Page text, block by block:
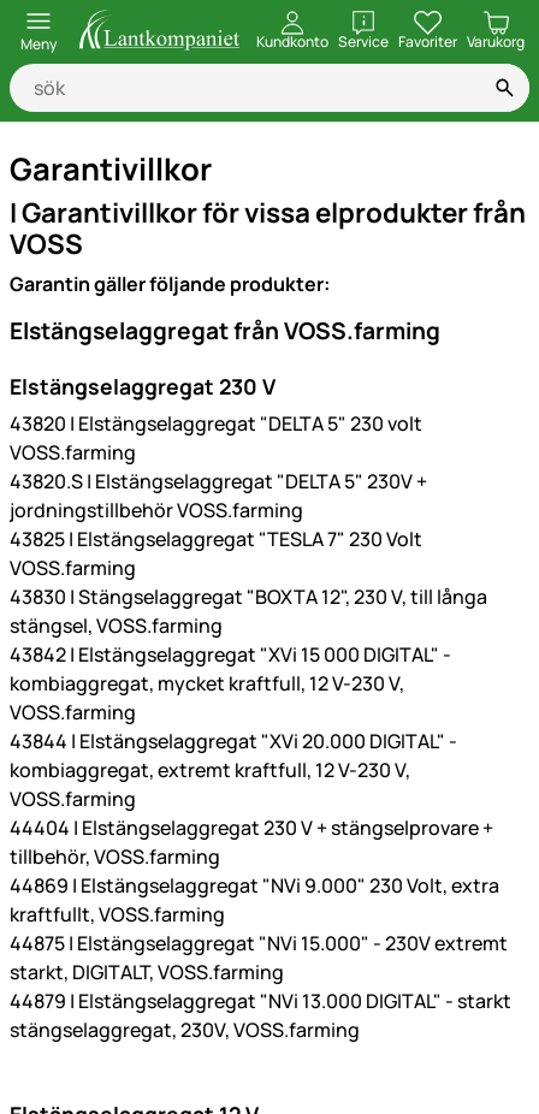
Meny Kundkonto ServiceöppnaFavoriter Varukorg
Garantivillkor
I Garantivillkor för vissa elprodukter från
VOSS
Garantin gäller följande produkter:
Elstängselaggregat från VOSS.farming
Elstängselaggregat 230 V
43820 | Elstängselaggregat "DELTA 5" 230 volt
VOSS.farming
43820.S | Elstängselaggregat "DELTA 5" 230V +
jordningstillbehör VOSS.farming
43825 | Elstängselaggregat "TESLA 7" 230 Volt
VOSS.farming
43830 | Stängselaggregat "BOXTA 12", 230 V, till långa
stängsel, VOSS.farming
43842 | Elstängselaggregat "XVi 15 000 DIGITAL" -
kombiaggregat, mycket kraftfull, 12 V-230 V,
VOSS.farming
43844 | Elstängselaggregat "XVi 20.000 DIGITAL" -
kombiaggregat, extremt kraftfull, 12 V-230 V,
VOSS.farming
44404 | Elstängselaggregat 230 V + stängselprovare +
tillbehör, VOSS.farming
44869 | Elstängselaggregat "NVi 9.000" 230 Volt, extra
kraftfullt, VOSS.farming
44875 | Elstängselaggregat "NVi 15.000" - 230V extremt
starkt, DIGITALT, VOSS.farming
44879 | Elstängselaggregat "NVi 13.000 DIGITAL" - starkt
stängselaggregat, 230V, VOSS.farming